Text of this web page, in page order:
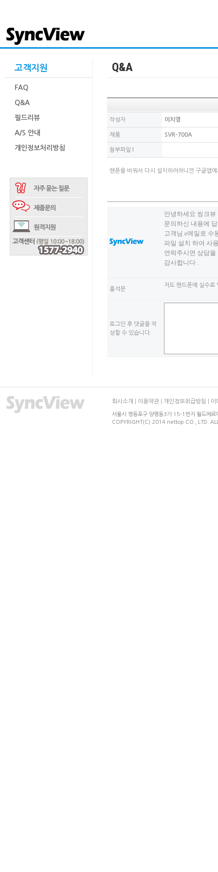
고객지원
FAQ
Q&A
필드리뷰
A/S 안내
개인정보처리방침
Q&A
작성자 이치영
제품 SVR-700A
첨부파일1
핸폰을 바꿔서 다시 설치하려하니깐 구글앱
안녕하세요 씽크
문의하신 내용에
고객님 e메일로 수
파일 설치 하여 사
연락주시면 상담
감사합니다 .
홍석문
저도 핸드폰에 실수로
로그인 후 댓글을 작
성할 수 있습니다.
회사소개 이용약관 개인정보취급방침 이
서울시 영등포구 양평동3가 15-1번지 월드메
COPYRIGHT(C) 2014 nettop CO., LTD. ALL